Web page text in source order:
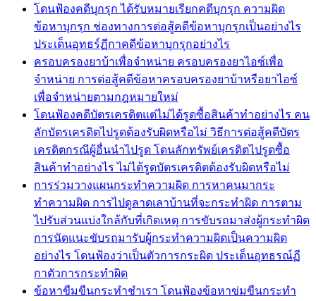
โดนฟ้องคดีบุกรุก ได้รับหมายเรียกคดีบุกรุก ความผิด
ข้อหาบุกรุก ช่องทางการต่อสู้คดีข้อหาบุกรุกเป็นอย่างไร
ประเด็นอุทธร์ฏีกาคดีข้อหาบุกรุกอย่างไร
ครอบครองยาบ้าเพื่อจำหน่าย ครอบครองยาไอซ์เพื่อ
จำหน่าย การต่อสู้คดีข้อหาครอบครองยาบ้าหรือยาไอซ์
เพื่อจำหน่ายตามกฎหมายใหม่
โดนฟ้องคดีบัตรเครดิตแต่ไม่ได้รูดซื้อสินค้าทำอย่างไร คน
ลักบัตรเครดิตไปรูดต้องรับผิดหรือไม่ วิธีการต่อสู้คดีบัตร
เครดิตกรณีผู้อื่นนำไปรูด โดนลักทรัพย์เครดิตไปรูดซื้อ
สินค้าทำอย่างไร ไม่ได้รูดบัตรเครดิตต้องรับผิดหรือไม่
การร่วมวางแผนกระทำความผิด การหาคนมากระ
ทำความผิด การไปดูลาดเลาบ้านที่จะกระทำผิด การตาม
ไปรับส่วนแบ่งใกล้กับที่เกิดเหตุ การขับรถมาส่งผู้กระทำผิด
การนัดแนะขับรถมารับผู้กระทำความผิดเป็นความผิด
อย่างไร โดนฟ้องว่าเป็นตัวการกระผิด ประเด็นอุทธรณ์ฏี
กาตัวการกระทำผิด
ข้อหาขืมขืนกระทำชำเรา โดนฟ้องข้อหาข่มขืนกระทำ